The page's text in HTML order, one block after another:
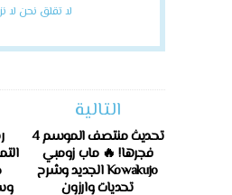
لا تقلق نحن لا
التالية
تحديث منتصف الموسم 4
فجرها! 🔥 ماب زومبي
Kowakujo الجديد وشرح
تحديات وارزون